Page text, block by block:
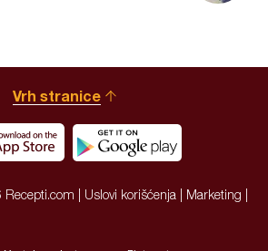
Vrh stranice
| Uslovi korišćenja Marketing